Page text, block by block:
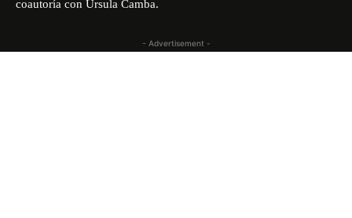
coautoría con Úrsula Camba.
- Advertisement -